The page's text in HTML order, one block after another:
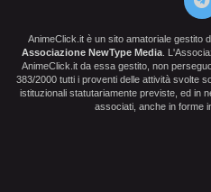
AnimeClick.it è un sito amatoriale gestito
Associazione NewType Media .
AnimeClick.it da essa gestito, non
383/2000 tutti i proventi delle attività svolte
istituzionali statutariamente previste, ed in
associati, anche in forme